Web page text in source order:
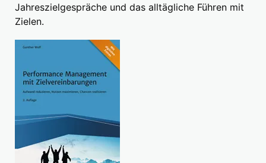
Jahreszielgespräche und das alltägliche Führen mit
Zielen.